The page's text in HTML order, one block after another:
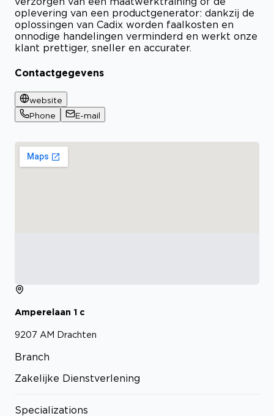
oplevering van een productgenerator: dankzij de
oplossingen van Cadix worden faalkosten en
onnodige handelingen verminderd en werkt onze
klant prettiger, sneller en accurater.
Contactgegevens
website
Phone
E-mail
Amperelaan 1 c
9207 AM Drachten
Branch
Zakelijke Dienstverlening
Specializations